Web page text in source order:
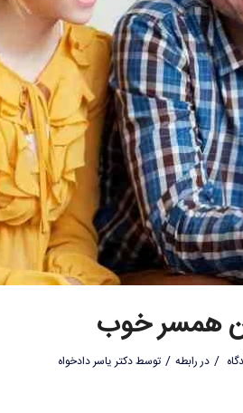
همسر خوب
/ در رابطه / توسطدکتر یاسر دادخواه